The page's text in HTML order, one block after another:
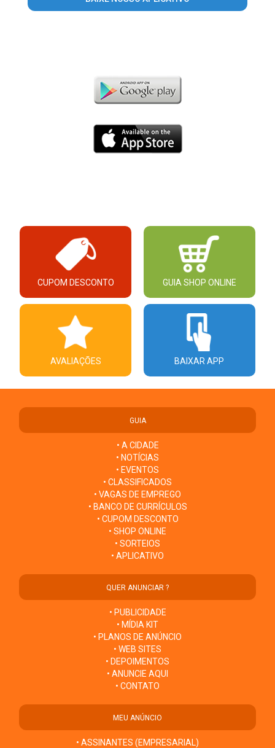
CUPOM DESCONTO GUIA SHOP ONLINE
AVALIAÇÕES BAIXAR APP
GUIA
• A CIDADE
• NOTÍCIAS
• EVENTOS
• CLASSIFICADOS
• VAGAS DE EMPREGO
• BANCO DE CURRÍCULOS
• CUPOM DESCONTO
• SHOP ONLINE
• SORTEIOS
• APLICATIVO
QUER ANUNCIAR ?
• PUBLICIDADE
• MÍDIA KIT
• PLANOS DE ANÚNCIO
• WEB SITES
• DEPOIMENTOS
• ANUNCIE AQUI
• CONTATO
MEU ANÚNCIO
• ASSINANTES (EMPRESARIAL)